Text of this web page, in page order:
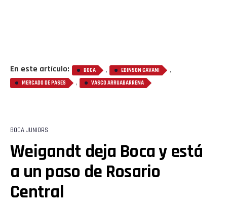
En este artículo: BOCA , EDINSON CAVANI ,
MERCADO DE PASES , VASCO ARRUABARRENA
BOCA JUNIORS
Weigandt deja Boca y está
a un paso de Rosario
Central